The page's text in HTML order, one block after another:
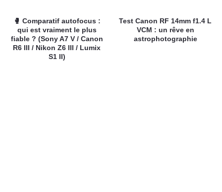
🥊 Comparatif autofocus :
qui est vraiment le plus
fiable ? (Sony A7 V / Canon
R6 III / Nikon Z6 III / Lumix
S1 II)
Test Canon RF 14mm f1.4 L
VCM : un rêve en
astrophotographie